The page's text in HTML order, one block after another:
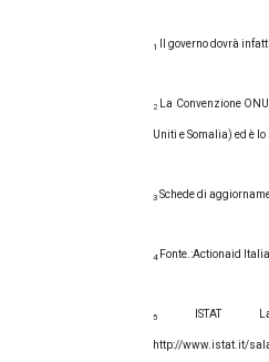
1 Il governo dovrà
2 La Convenzione
Uniti e Somalia) ed è
3 Schede di
4 Fonte.:Actionaid
5 ISTAT
http://www.istat.it/